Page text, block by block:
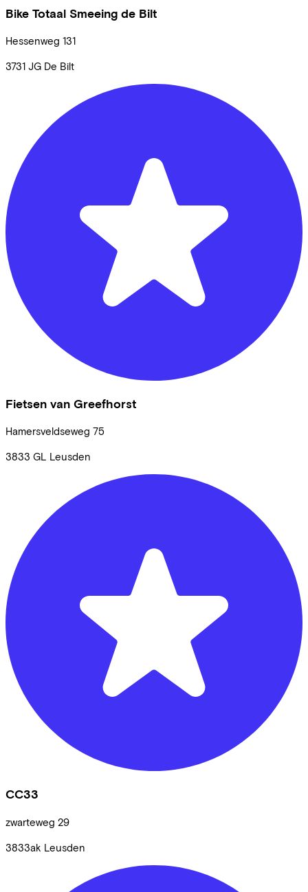
Bike Totaal Smeeing de Bilt
Hessenweg 131
3731 JG De Bilt
Fietsen van Greefhorst
Hamersveldseweg 75
3833 GL Leusden
CC33
zwarteweg 29
3833ak Leusden